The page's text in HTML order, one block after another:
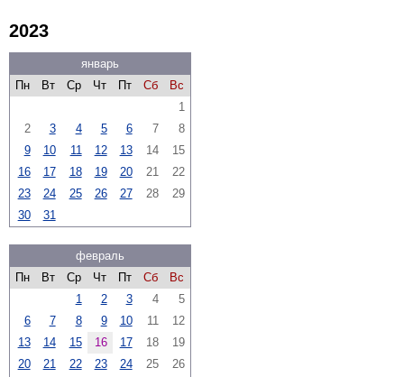
2023
январь
Пн
Вт Ср Чт Пт Сб
Вс
1
2
3 4 5 6 7
8
9
10 11 12 13 14
15
16
17 18 19 20 21
22
23
24 25 26 27 28
29
30
31
февраль
Пн
Вт Ср Чт Пт Сб
Вс
1
2 3 4
5
6
7 8 9 10 11
12
13
14 15 16 17 18
19
20
21 22 23 24 25
26